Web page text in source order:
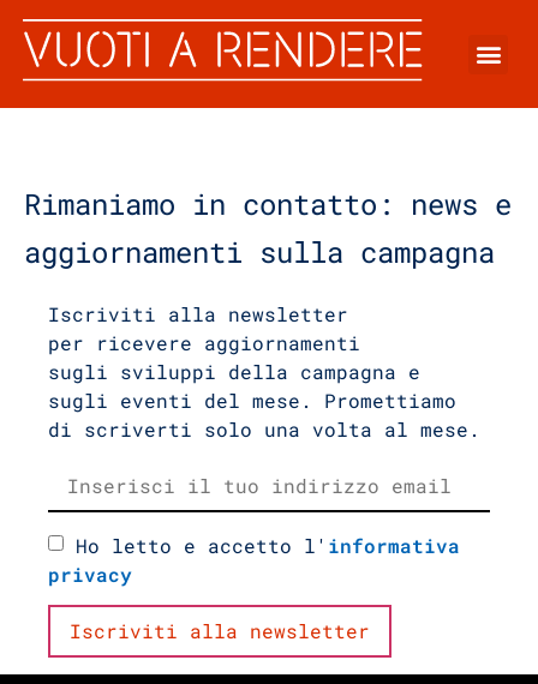
Rimaniamo in contatto: news e
aggiornamenti sulla campagna
Iscriviti alla newsletter
per ricevere aggiornamenti
sugli sviluppi della campagna e
sugli eventi del mese. Promettiamo
di scriverti solo una volta al mese.
email:
Ho letto e accetto l' informativa
privacy